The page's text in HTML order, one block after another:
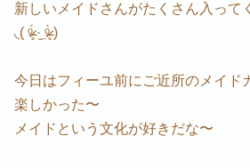
新しいメイドさんがたくさん入って
◟( ᵒ̴̶̷̥́ ·̫ ᵒ̴̶̷̣̥̀ )
今日はフィーユ前にご近所のメイド
楽しかった〜
メイドという文化が好きだな〜